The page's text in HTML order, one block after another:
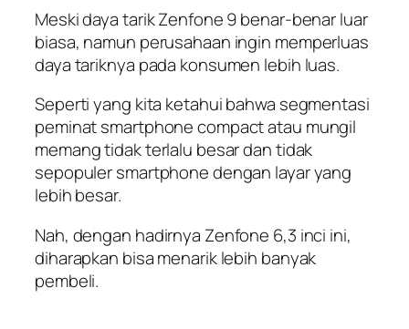
Meski daya tarik Zenfone 9 benar-benar luar
biasa, namun perusahaan ingin memperluas
daya tariknya pada konsumen lebih luas.
Seperti yang kita ketahui bahwa segmentasi
peminat smartphone compact atau mungil
memang tidak terlalu besar dan tidak
sepopuler smartphone dengan layar yang
lebih besar.
Nah, dengan hadirnya Zenfone 6,3 inci ini,
diharapkan bisa menarik lebih banyak
pembeli.